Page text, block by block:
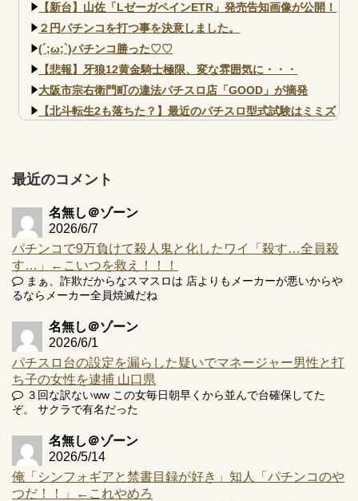
【新台】山佐「LゼーガペインETR」発売告知画像が公開！
２円パチンコを打つ事を決意しました。
(´;ω;`)パチンコ勝った♡♡
【悲報】牙狼12黄金騎士極限、変な雰囲気に・・・
大阪市宗右衛門町の違法パチスロ店「GOOD」が摘発
【北斗転生2も落ちた？】最近のパチスロ型式試験はミミズ
アズールレーン スロット評価はコイン持ちの悪い疑似ボ天
Powered by livedoor 相互RSS
最近のコメント
名無し＠ゾーン
2026/6/7
パチンコで9万負けて殺人鬼と化したワイ「殺す…全員殺
す…」←こいつを救え！！！
まぁ、詐欺だからなスマスロは 店よりもメーカーが悪いからや
るならメーカー全員焼滅だね
名無し＠ゾーン
2026/6/1
パチスロ台の設定を漏らした疑いでマネージャー男性と打
ち子の女性を逮捕 山口県
３回な訳ないww この女毎日朝早くから並んで台確保してた
ぞ。 サクラで有名だった
名無し＠ゾーン
2026/5/14
俺「シンフォギアと禁書目録が好き」知人「パチンコのや
つだ！！」←これやめろ